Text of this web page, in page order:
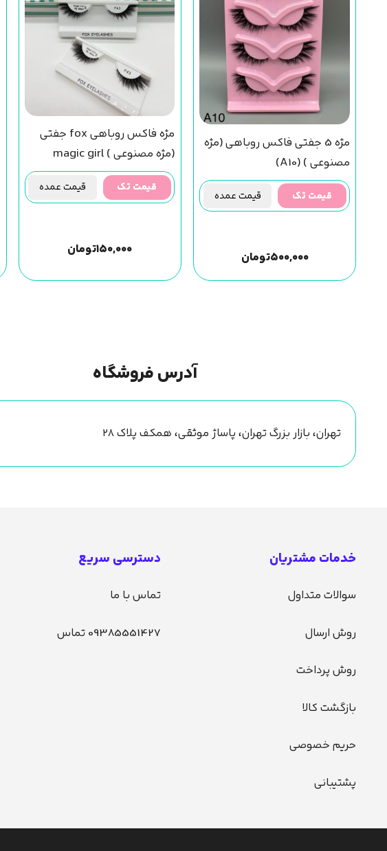
مژه 5 جفتی فاکس روباهی (مژه
مصنوعی ) (A10)
قیمت تک قیمت عمده
۵۰۰,۰۰۰تومان
مژه فاکس روباهی fox جفتی
(مژه مصنوعی ) magic girl
(f43) مجیک گرل
قیمت تک قیمت عمده
۱۵۰,۰۰۰تومان
آدرس فروشگاه
تهران، بازار بزرگ تهران، پاساژ موثقی، همکف پلاک ۲۸
خدمات مشتریان
سوالات متداول
روش ارسال
روش پرداخت
بازگشت کالا
حریم خصوصی
پشتیبانی
دسترسی سریع
تماس با ما
09385551427 تماس